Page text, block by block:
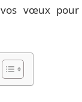
vœux pour